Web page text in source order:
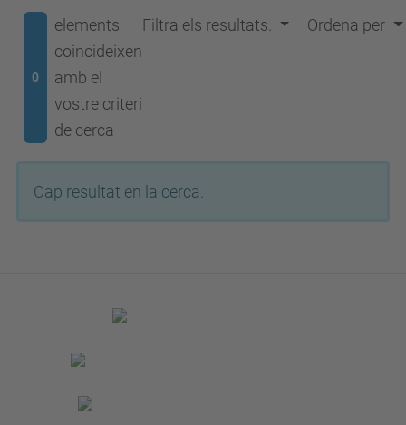
0
elements
coincideixen
amb el
vostre criteri
de cerca
Filtra els resultats. Ordena per
Cap resultat en la cerca.